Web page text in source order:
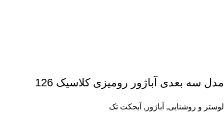
مدل سه بعدی آباژور رومیزی کلاسیک 126
لوستر و روشنایی, آباژور , آبجکت تک